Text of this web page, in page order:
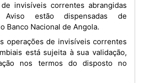
estão dispensadas de
Banco Nacional de Angola.
está sujeita à sua validação,
nos termos do disposto no